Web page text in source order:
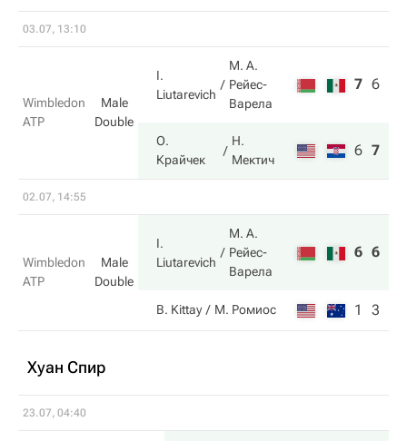
03.07, 13:10
Wimbledon
ATP
Male
Double
I.
Liutarevich
М. А.
Рейес-
Варела
7 6
О.
Крайчек
Н.
Мектич
6 7
02.07, 14:55
Wimbledon
ATP
Male
Double
I.
Liutarevich
М. А.
Рейес-
Варела
6 6
B. Kittay М. Ромиос 1 3
Хуан Спир
23.07, 04:40